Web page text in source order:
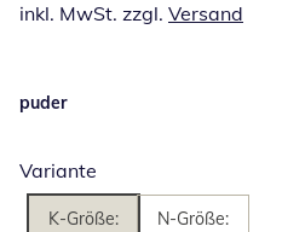
inkl. MwSt. zzgl. Versand
puder
Variante
K-Größe: N-Größe: